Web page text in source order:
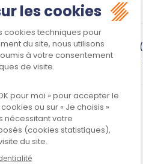
Unwarrantest un document (
alorsgarantipar desbiens